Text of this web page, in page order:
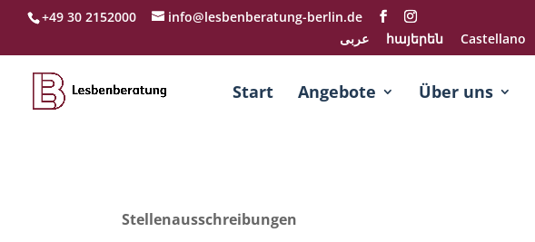
+49 30 2152000
info@lesbenberatung-berlin.de
عربی
հայերեն Castellano
Start Angebote Über uns
Stellenausschreibungen